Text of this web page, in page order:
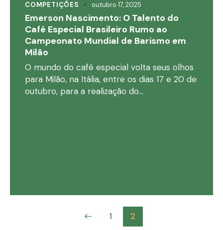
COMPETIÇÕES outubro 17, 2025
Emerson Nascimento: O Talento do
Café Especial Brasileiro Rumo ao
Campeonato Mundial de Barismo em
Milão
O mundo do café especial volta seus olhos
para Milão, na Itália, entre os dias 17 e 20 de
outubro, para a realização do…
1 2